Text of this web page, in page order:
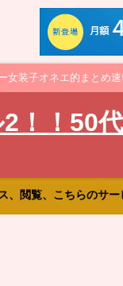
女装子オネエ的まとめ
！！50
、閲覧、こちらのサ